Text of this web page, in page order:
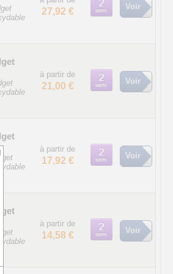
27,92 € Voir
à partir de
21,00 € Voir
à partir de
17,92 € Voir
à partir de
14,58 € Voir